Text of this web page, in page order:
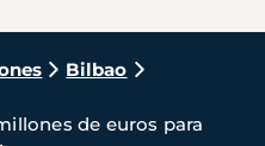
Bilbao
de euros para